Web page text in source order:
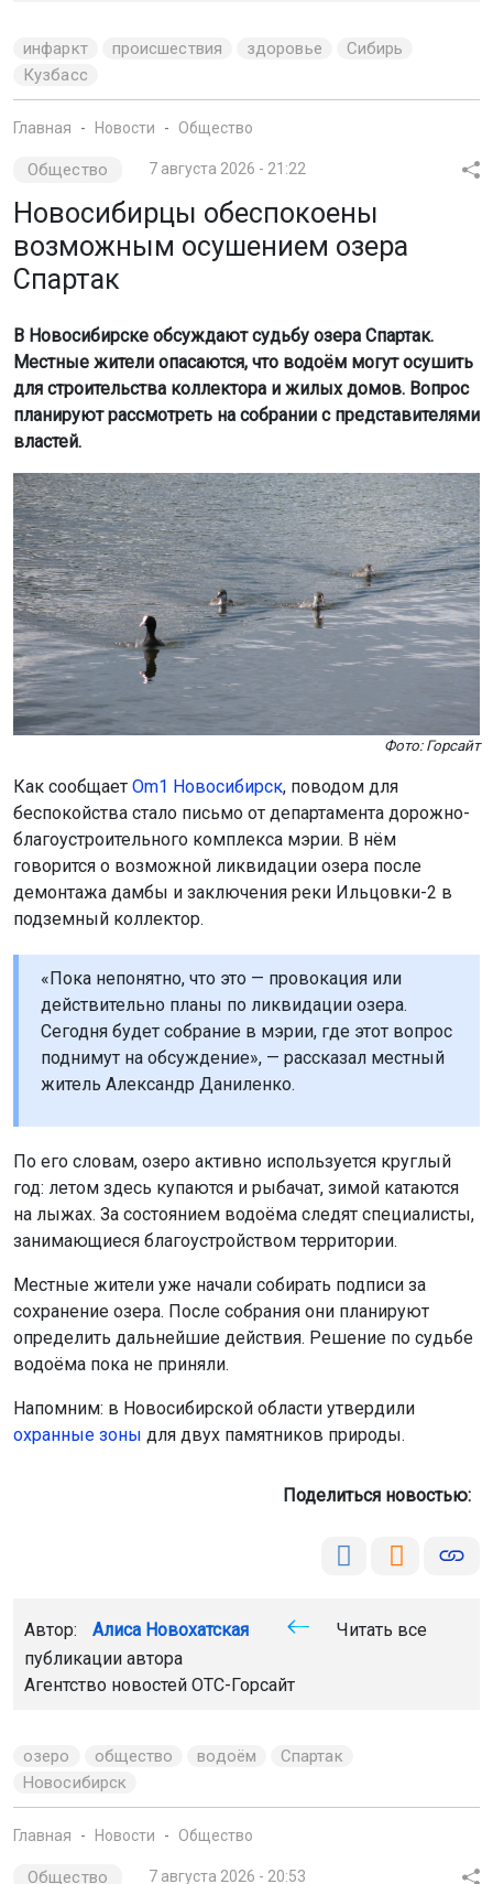
инфаркт происшествия здоровье
Сибирь
Кузбасс
Главная Новости Общество
Общество 7 августа 2026 - 21:22
Новосибирцы обеспокоены
возможным осушением озера
Спартак
В Новосибирске обсуждают судьбу озера Спартак.
Местные жители опасаются, что водоём могут осушить
для строительства коллектора и жилых домов. Вопрос
планируют рассмотреть на собрании с представителями
властей.
Фото: Горсайт
Как сообщает Om1 Новосибирск, поводом для
беспокойства стало письмо от департамента дорожно-
благоустроительного комплекса мэрии. В нём
говорится о возможной ликвидации озера после
демонтажа дамбы и заключения реки Ильцовки-2 в
подземный коллектор.
«Пока непонятно, что это — провокация или
действительно планы по ликвидации озера.
Сегодня будет собрание в мэрии, где этот вопрос
поднимут на обсуждение», — рассказал местный
житель Александр Даниленко.
По его словам, озеро активно используется круглый
год: летом здесь купаются и рыбачат, зимой катаются
на лыжах. За состоянием водоёма следят специалисты,
занимающиеся благоустройством территории.
Местные жители уже начали собирать подписи за
сохранение озера. После собрания они планируют
определить дальнейшие действия. Решение по судьбе
водоёма пока не приняли.
Напомним: в Новосибирской области утвердили
охранные зоны для двух памятников природы.
Поделиться новостью:
Автор: Алиса Новохатская
Читать все
публикации автора
Агентство новостей ОТС-Горсайт
озеро общество водоём
Спартак
Новосибирск
Главная Новости Общество
Общество 7 августа 2026 - 20:53